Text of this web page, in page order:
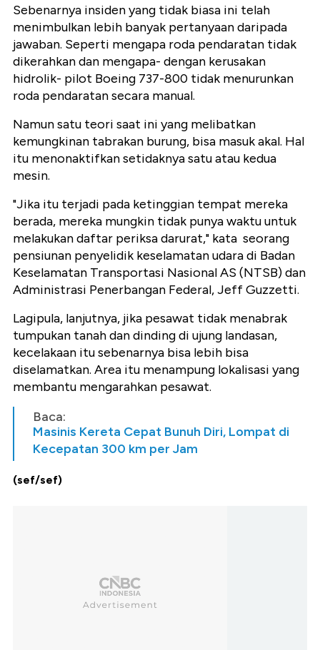
Sebenarnya insiden yang tidak biasa ini telah
menimbulkan lebih banyak pertanyaan daripada
jawaban. Seperti mengapa roda pendaratan tidak
dikerahkan dan mengapa- dengan kerusakan
hidrolik- pilot Boeing 737-800 tidak menurunkan
roda pendaratan secara manual.
Namun satu teori saat ini yang melibatkan
kemungkinan tabrakan burung, bisa masuk akal. Hal
itu menonaktifkan setidaknya satu atau kedua
mesin.
"Jika itu terjadi pada ketinggian tempat mereka
berada, mereka mungkin tidak punya waktu untuk
melakukan daftar periksa darurat," kata seorang
pensiunan penyelidik keselamatan udara di Badan
Keselamatan Transportasi Nasional AS (NTSB) dan
Administrasi Penerbangan Federal, Jeff Guzzetti.
Lagipula, lanjutnya, jika pesawat tidak menabrak
tumpukan tanah dan dinding di ujung landasan,
kecelakaan itu sebenarnya bisa lebih bisa
diselamatkan. Area itu menampung lokalisasi yang
membantu mengarahkan pesawat.
Baca:
Masinis Kereta Cepat Bunuh Diri, Lompat di
Kecepatan 300 km per Jam
(sef/sef)